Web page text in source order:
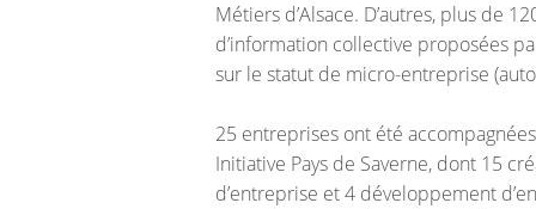
Métiers d’Alsace. D’autres, plus de
d’information collective proposées
sur le statut de micro-entreprise
25 entreprises ont été
Initiative Pays de Saverne, dont 15
d’entreprise et 4 développement